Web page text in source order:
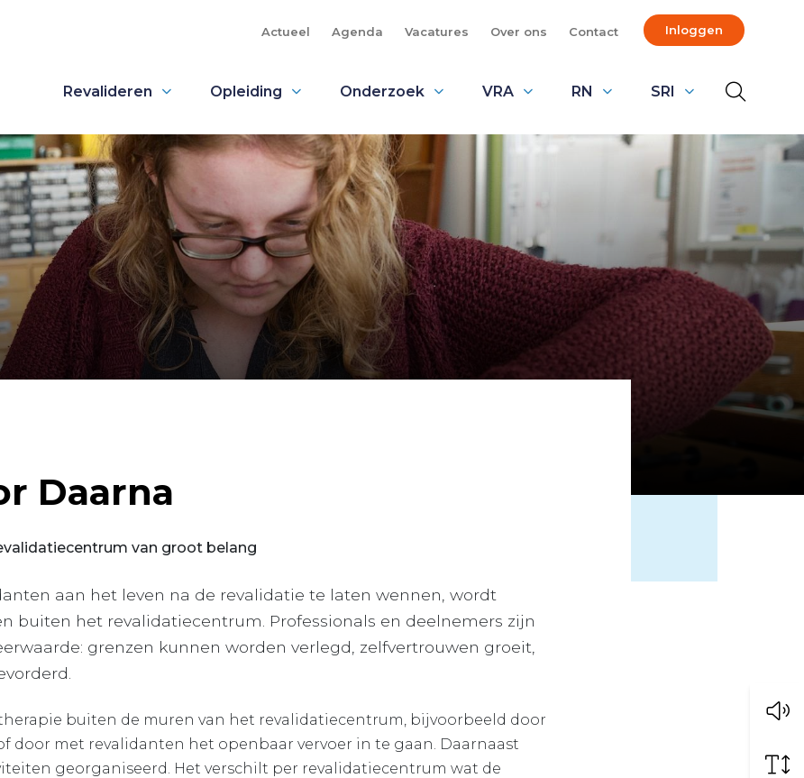
Actueel Agenda Vacatures Over ons Contact Inloggen
Revalideren Opleiding Onderzoek VRA RN SRI
Daarna
van groot belang
aan het leven na de revalidatie te laten wennen, wordt
buiten het revalidatiecentrum. Professionals en deelnemers zijn
grenzen kunnen worden verlegd, zelfvertrouwen groeit,
buiten de muren van het revalidatiecentrum, bijvoorbeeld door
door met revalidanten het openbaar vervoer in te gaan. Daarnaast
georganiseerd. Het verschilt per revalidatiecentrum wat de